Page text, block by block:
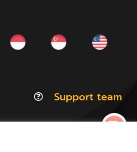
Support team